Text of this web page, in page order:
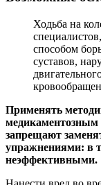
Ходьба на
способом
суставов,
Применять
медикаментозным
запрещают
упражнениями: в
неэффективными.